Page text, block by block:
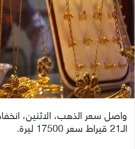
واصل سعر الذهب، الاثنين،
الـ21 قيراط سعر 17500 ليرة.